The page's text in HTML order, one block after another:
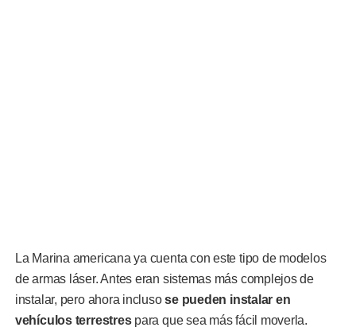
La Marina americana ya cuenta con este tipo de modelos
de armas láser. Antes eran sistemas más complejos de
instalar, pero ahora inclusose pueden instalar en
vehículos terrestrespara que sea más fácil moverla.